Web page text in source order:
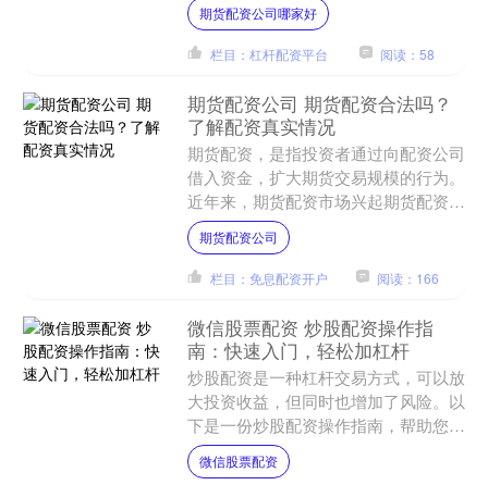
**月配股票配资的....
期货配资公司哪家好
栏目：杠杆配资平台 阅读：58
期货配资公司 期货配资合法吗？
了解配资真实情况
期货配资，是指投资者通过向配资公司
借入资金，扩大期货交易规模的行为。
近年来，期货配资市场兴起期货配资公
司，但其合法性也引发争议。 利息费
用是配资公司向投资者收取....
期货配资公司
栏目：免息配资开户 阅读：166
微信股票配资 炒股配资操作指
南：快速入门，轻松加杠杆
炒股配资是一种杠杆交易方式，可以放
大投资收益，但同时也增加了风险。以
下是一份炒股配资操作指南，帮助您快
速入门，轻松加杠杆： * **资金倍增：
**杠杆资金放大投....
微信股票配资